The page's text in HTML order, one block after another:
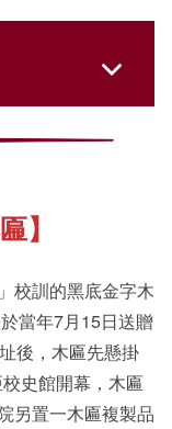
】
校訓的黑底金字木
當年7月15日送贈
後，木匾先懸掛
史館開幕，木匾
另置一木匾複製品